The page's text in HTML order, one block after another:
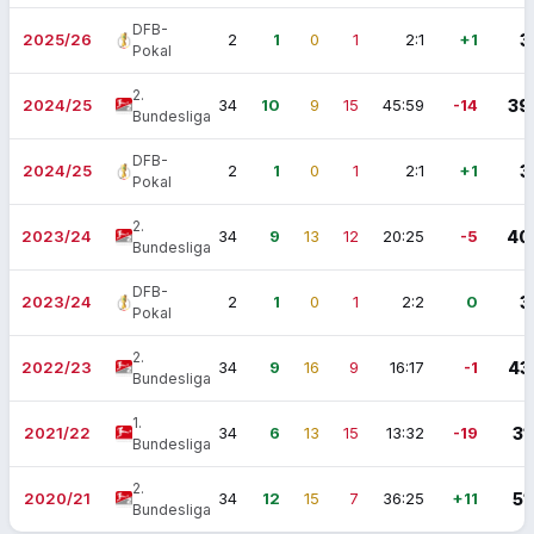
2025/26
DFB-
Pokal
2 1 0 1 2:1 +1 3
2024/25
2.
Bundesliga
34 10 9 15 45:59 -14 39
2024/25
DFB-
Pokal
2 1 0 1 2:1 +1 3
2023/24
2.
Bundesliga
34 9 13 12 20:25 -5 40
2023/24
DFB-
Pokal
2 1 0 1 2:2 0 3
2022/23
2.
Bundesliga
34 9 16 9 16:17 -1 43
2021/22
1.
Bundesliga
34 6 13 15 13:32 -19 31
2020/21
2.
Bundesliga
34 12 15 7 36:25 +11 51